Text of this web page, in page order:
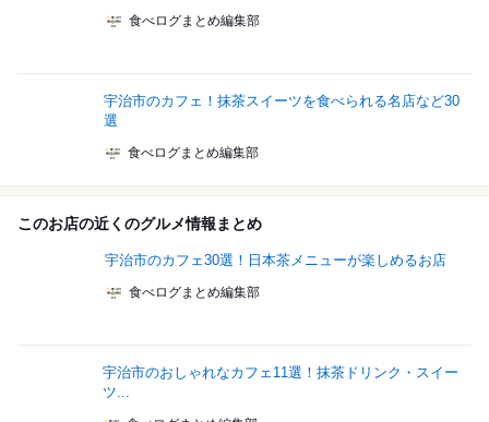
食べログまとめ編集部
宇治市のカフェ！抹茶スイーツを食べられる名店など30
選
食べログまとめ編集部
このお店の近くのグルメ情報まとめ
宇治市のカフェ30選！日本茶メニューが楽しめるお店
食べログまとめ編集部
宇治市のおしゃれなカフェ11選！抹茶ドリンク・スイー
ツ...